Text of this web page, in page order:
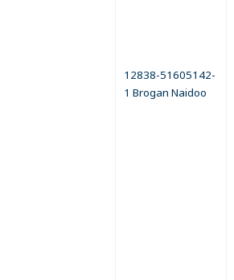
12838-51605142-
1 Brogan Naidoo